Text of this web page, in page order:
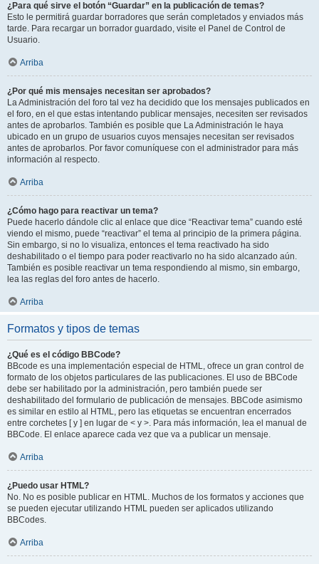
¿Para qué sirve el botón “Guardar” en la publicación de temas?
Esto le permitirá guardar borradores que serán completados y enviados más
tarde. Para recargar un borrador guardado, visite el Panel de Control de
Usuario.
Arriba
¿Por qué mis mensajes necesitan ser aprobados?
La Administración del foro tal vez ha decidido que los mensajes publicados en
el foro, en el que estas intentando publicar mensajes, necesiten ser revisados
antes de aprobarlos. También es posible que La Administración le haya
ubicado en un grupo de usuarios cuyos mensajes necesitan ser revisados
antes de aprobarlos. Por favor comuníquese con el administrador para más
información al respecto.
Arriba
¿Cómo hago para reactivar un tema?
Puede hacerlo dándole clic al enlace que dice “Reactivar tema” cuando esté
viendo el mismo, puede “reactivar” el tema al principio de la primera página.
Sin embargo, si no lo visualiza, entonces el tema reactivado ha sido
deshabilitado o el tiempo para poder reactivarlo no ha sido alcanzado aún.
También es posible reactivar un tema respondiendo al mismo, sin embargo,
lea las reglas del foro antes de hacerlo.
Arriba
Formatos y tipos de temas
¿Qué es el código BBCode?
BBcode es una implementación especial de HTML, ofrece un gran control de
formato de los objetos particulares de las publicaciones. El uso de BBCode
debe ser habilitado por la administración, pero también puede ser
deshabilitado del formulario de publicación de mensajes. BBCode asimismo
es similar en estilo al HTML, pero las etiquetas se encuentran encerrados
entre corchetes [ y ] en lugar de < y >. Para más información, lea el manual de
BBCode. El enlace aparece cada vez que va a publicar un mensaje.
Arriba
¿Puedo usar HTML?
No. No es posible publicar en HTML. Muchos de los formatos y acciones que
se pueden ejecutar utilizando HTML pueden ser aplicados utilizando
BBCodes.
Arriba